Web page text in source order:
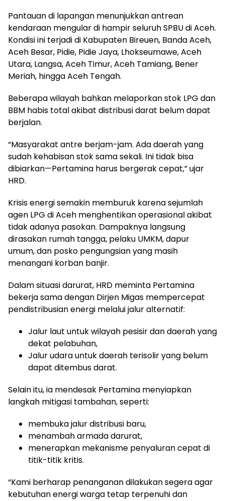
Pantauan di lapangan menunjukkan antrean
kendaraan mengular di hampir seluruh SPBU di Aceh.
Kondisi ini terjadi di Kabupaten Bireuen, Banda Aceh,
Aceh Besar, Pidie, Pidie Jaya, Lhokseumawe, Aceh
Utara, Langsa, Aceh Timur, Aceh Tamiang, Bener
Meriah, hingga Aceh Tengah.
Beberapa wilayah bahkan melaporkan stok LPG dan
BBM habis total akibat distribusi darat belum dapat
berjalan.
“Masyarakat antre berjam-jam. Ada daerah yang
sudah kehabisan stok sama sekali. Ini tidak bisa
dibiarkan—Pertamina harus bergerak cepat,” ujar
HRD.
Krisis energi semakin memburuk karena sejumlah
agen LPG di Aceh menghentikan operasional akibat
tidak adanya pasokan. Dampaknya langsung
dirasakan rumah tangga, pelaku UMKM, dapur
umum, dan posko pengungsian yang masih
menangani korban banjir.
Dalam situasi darurat, HRD meminta Pertamina
bekerja sama dengan Dirjen Migas mempercepat
pendistribusian energi melalui jalur alternatif:
Jalur laut untuk wilayah pesisir dan daerah yang
dekat pelabuhan,
Jalur udara untuk daerah terisolir yang belum
dapat ditembus darat.
Selain itu, ia mendesak Pertamina menyiapkan
langkah mitigasi tambahan, seperti:
membuka jalur distribusi baru,
menambah armada darurat,
menerapkan mekanisme penyaluran cepat di
titik-titik kritis.
“Kami berharap penanganan dilakukan segera agar
kebutuhan energi warga tetap terpenuhi dan